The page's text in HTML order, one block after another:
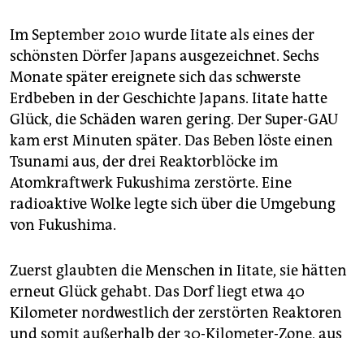
Im September 2010 wurde Iitate als eines der
schönsten Dörfer Japans ausgezeichnet. Sechs
Monate später ereignete sich das schwerste
Erdbeben in der Geschichte Japans. Iitate hatte
Glück, die Schäden waren gering. Der Super-GAU
kam erst Minuten später. Das Beben löste einen
Tsunami aus, der drei Reaktorblöcke im
Atomkraftwerk Fukushima zerstörte. Eine
radioaktive Wolke legte sich über die Umgebung
von Fukushima.
Zuerst glaubten die Menschen in Iitate, sie hätten
erneut Glück gehabt. Das Dorf liegt etwa 40
Kilometer nordwestlich der zerstörten Reaktoren
und somit außerhalb der 30-Kilometer-Zone, aus